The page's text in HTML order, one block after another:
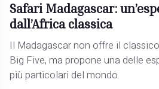
Safari Madagascar:
dall’Africa classica
Il Madagascar non offre il
Big Five, ma propone una delle
più particolari del mondo.